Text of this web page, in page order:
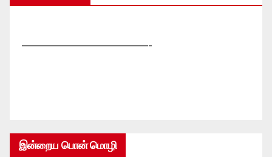
—————————————-
இன்றைய பொன் மொழி